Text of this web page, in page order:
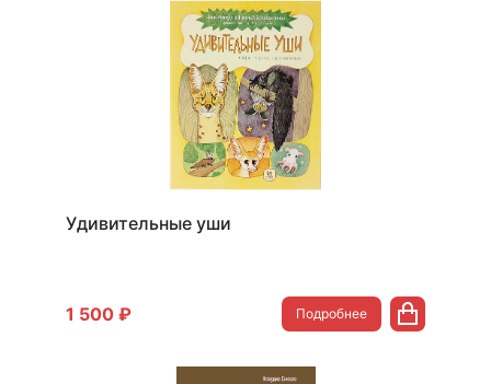
Удивительные уши
1 500 ₽ Подробнее